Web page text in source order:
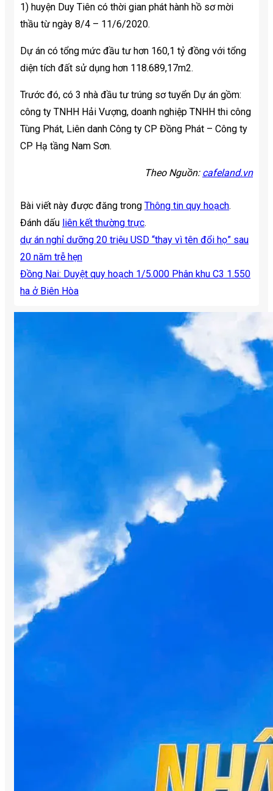
1) huyện Duy Tiên có thời gian phát hành hồ sơ mời
thầu từ ngày 8/4 – 11/6/2020.
Dự án có tổng mức đầu tư hơn 160,1 tỷ đồng với tổng
diện tích đất sử dụng hơn 118.689,17m2.
Trước đó, có 3 nhà đầu tư trúng sơ tuyển Dự án gồm:
công ty TNHH Hải Vượng, doanh nghiệp TNHH thi công
Tùng Phát, Liên danh Công ty CP Đồng Phát – Công ty
CP Hạ tầng Nam Sơn.
Theo Nguồn: cafeland.vn
Bài viết này được đăng trong Thông tin quy hoạch.
Đánh dấu liên kết thường trực.
dự án nghỉ dưỡng 20 triệu USD “thay vì tên đổi họ” sau
20 năm trễ hẹn
Đồng Nai: Duyệt quy hoạch 1/5.000 Phân khu C3 1.550
ha ở Biên Hòa